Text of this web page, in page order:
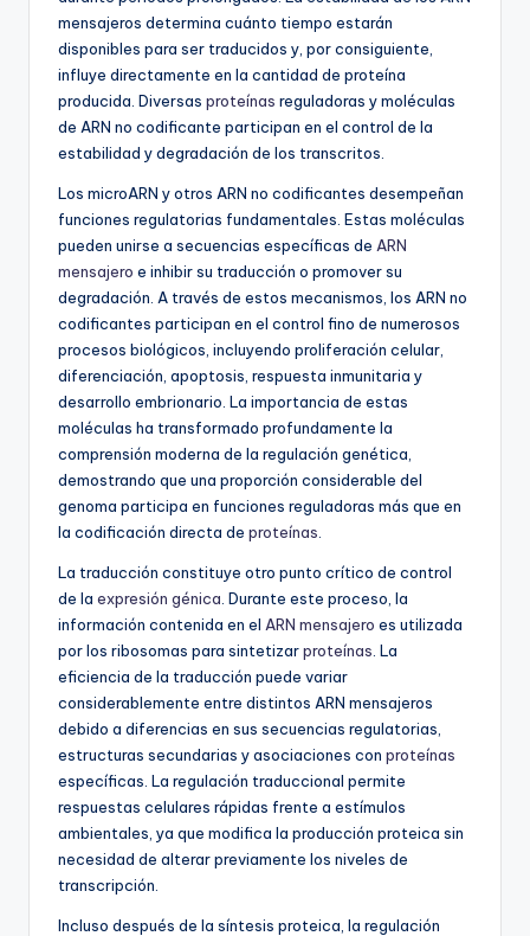
mensajeros determina cuánto tiempo estarán
disponibles para ser traducidos y, por consiguiente,
influye directamente en la cantidad de proteína
producida. Diversas proteínas reguladoras y moléculas
de ARN no codificante participan en el control de la
estabilidad y degradación de los transcritos.
Los microARN y otros ARN no codificantes desempeñan
funciones regulatorias fundamentales. Estas moléculas
pueden unirse a secuencias específicas de ARN
mensajero e inhibir su traducción o promover su
degradación. A través de estos mecanismos, los ARN no
codificantes participan en el control fino de numerosos
procesos biológicos, incluyendo proliferación celular,
diferenciación, apoptosis, respuesta inmunitaria y
desarrollo embrionario. La importancia de estas
moléculas ha transformado profundamente la
comprensión moderna de la regulación genética,
demostrando que una proporción considerable del
genoma participa en funciones reguladoras más que en
la codificación directa de proteínas
La traducción constituye otro punto crítico de control
de la expresión génica . Durante este proceso, la
información contenida en el ARN mensajero es utilizada
por los ribosomas para sintetizarproteínas . La
eficiencia de la traducción puede variar
considerablemente entre distintos ARN mensajeros
debido a diferencias en sus secuencias regulatorias,
estructuras secundarias y asociaciones con proteínas
específicas. La regulación traduccional permite
respuestas celulares rápidas frente a estímulos
ambientales, ya que modifica la producción proteica sin
necesidad de alterar previamente los niveles de
transcripción.
Incluso después de la síntesis proteica, la regulación